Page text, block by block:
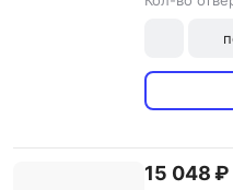
15 048 ₽